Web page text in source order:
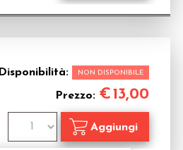
Disponibilità: NON DISPONIBILE
Prezzo: €13,00